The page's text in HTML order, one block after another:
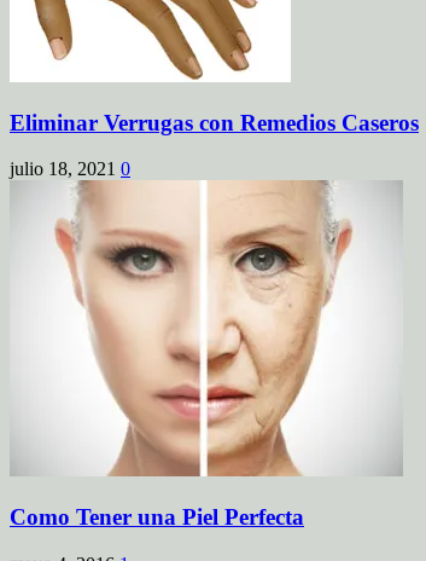
Eliminar Verrugas con Remedios Caseros
julio 18, 2021 0
Como Tener una Piel Perfecta